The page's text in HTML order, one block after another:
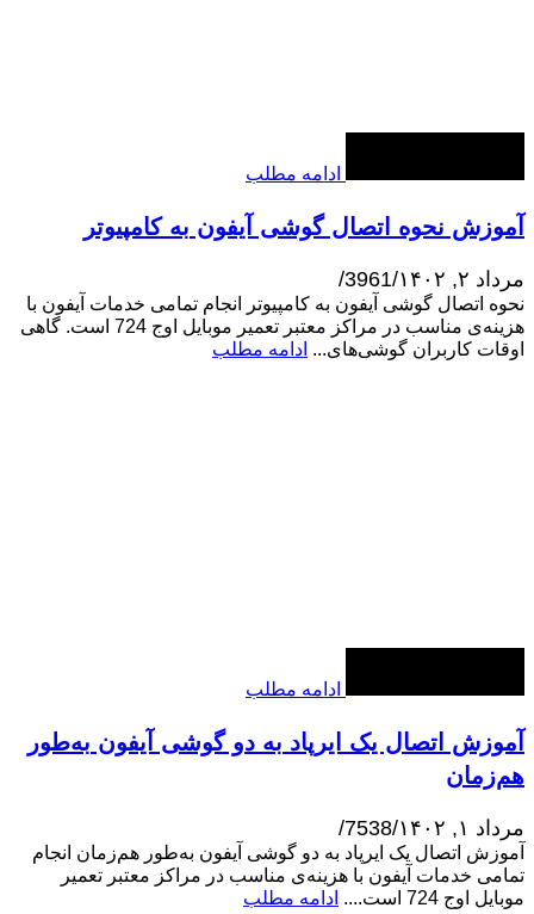
ادامه مطلب
آموزش نحوه اتصال گوشی آیفون به کامپیوتر
مرداد ۲, ۱۴۰۲ /
3961
/
نحوه اتصال گوشی آیفون به کامپیوتر انجام تمامی خدمات آیفون با
هزینه‌ی مناسب در مراکز معتبر تعمیر موبایل اوج 724 است. گاهی
اوقات کاربران گوشی‌های... ادامه مطلب
ادامه مطلب
آموزش اتصال یک ایرپاد به دو گوشی آیفون به‌طور
هم‌زمان
مرداد ۱, ۱۴۰۲ /
7538
/
آموزش اتصال یک ایرپاد به دو گوشی آیفون به‌طور هم‌زمان انجام
تمامی خدمات آیفون با هزینه‌ی مناسب در مراکز معتبر تعمیر
موبایل اوج 724 است....
ادامه مطلب